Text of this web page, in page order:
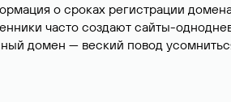
о сроках регистрации
часто создают сайты-
домен — веский повод